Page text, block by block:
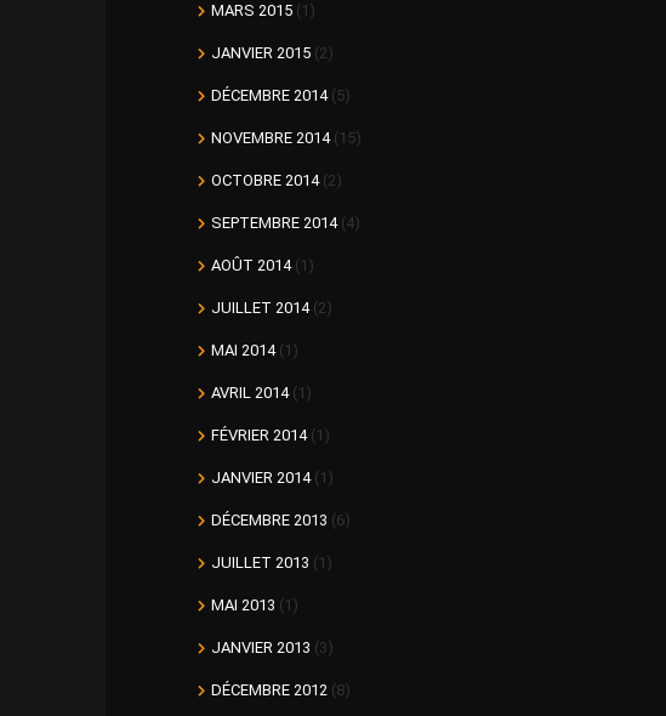
MARS 2015 (1)
JANVIER 2015 (2)
DÉCEMBRE 2014(5)
NOVEMBRE 2014(15)
OCTOBRE 2014(2)
SEPTEMBRE 2014(4)
AOÛT 2014(1)
JUILLET 2014(2)
MAI 2014(1)
AVRIL 2014(1)
FÉVRIER 2014(1)
JANVIER 2014(1)
DÉCEMBRE 2013 (6)
JUILLET 2013 (1)
MAI 2013 (1)
JANVIER 2013 (3)
DÉCEMBRE 2012 (8)